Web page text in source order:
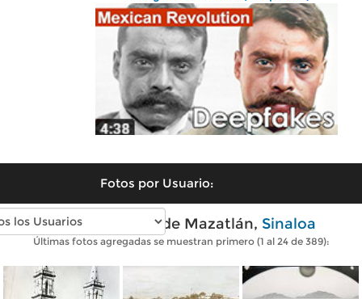
Fotos por Usuario:
Fotos antiguas de Mazatlán, Sinaloa
Últimas fotos agregadas se muestran primero (1 al 24 de 389):